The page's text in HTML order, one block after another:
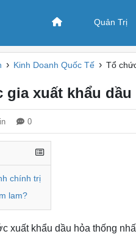
Quản Trị
› Kinh Doanh Quốc Tế › Tổ
xuất khẩu dầu
0
chính trị
lam?
xuất khẩu dầu hỏa thống